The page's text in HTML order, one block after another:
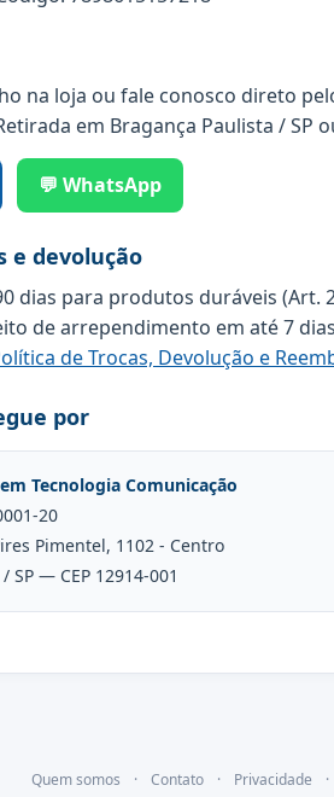
na loja ou fale conosco direto
em Bragança Paulista / SP
💬 WhatsApp
e devolução
dias para produtos duráveis (Art.
de arrependimento em até 7
de Trocas, Devolução e
por
Tecnologia Comunicação
20
Pimentel, 1102 - Centro
SP — CEP 12914-001
Quem somos · Contato · Privacidade ·